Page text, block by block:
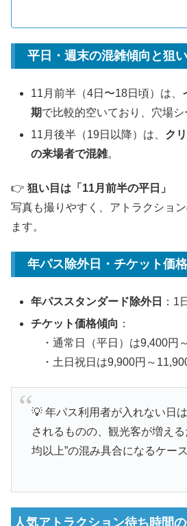
平日・週末の混雑傾向と狙い
11月前半（4日〜18日頃）は、
期で比較的空いており、穴場シ
11月後半（19日以降）は、 ク
の来場者で混雑。
👉 狙い目は「11月前半の平日」
写真も撮りやすく、アトラクショ
ます。
年パス除外日・チケット価
年パススタンダード除外日
：1
チケット価格傾向 ：
・通常日（平日）は9,400円
・土日祝日は9,900円～
💡 年パス利用者が入れない日
されるものの、観光客が増え
均以上”の混み具合になるケース
人気アトラクション待ち時間